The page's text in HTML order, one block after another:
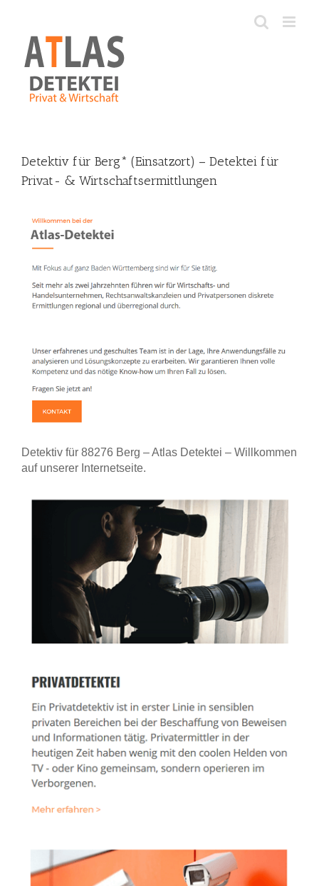
content
Detektiv für Berg* (Einsatzort) – Detektei für
Privat- & Wirtschaftsermittlungen
Detektiv für 88276 Berg – Atlas Detektei – Willkommen
auf unserer Internetseite.